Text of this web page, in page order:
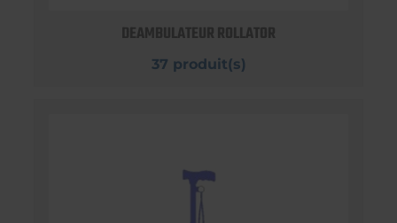
DEAMBULATEUR ROLLATOR
37 produit(s)